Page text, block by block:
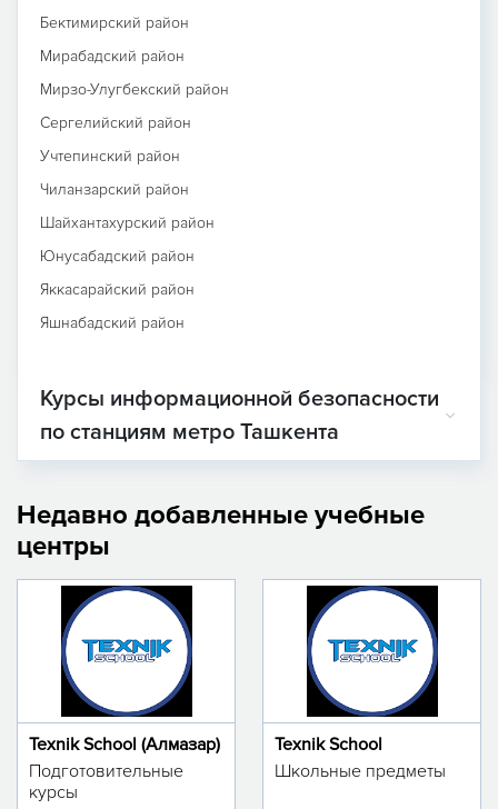
Бектимирский район
Мирабадский район
Мирзо-Улугбекский район
Сергелийский район
Учтепинский район
Чиланзарский район
Шайхантахурский район
Юнусабадский район
Яккасарайский район
Яшнабадский район
Курсы информационной безопасности
по станциям метро Ташкента
Недавно добавленные учебные
центры
Texnik School (Алмазар)
Подготовительные
курсы
Texnik School
Школьные предметы